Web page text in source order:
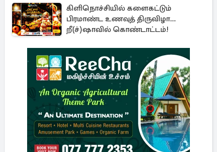
கிளிநொச்சியில் களைகட்டும்
பிரமாண்ட உணவுத் திருவிழா...
றீ(ச்)ஷாவில் கொண்டாட்டம்!